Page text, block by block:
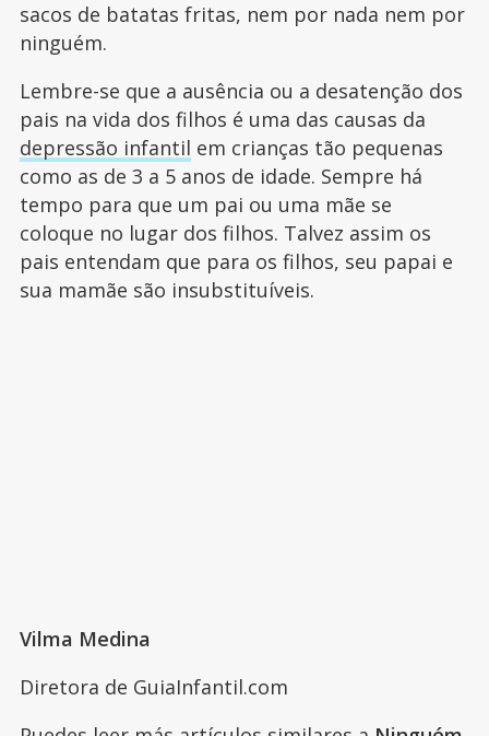
sacos de batatas fritas, nem por nada nem por
ninguém.
Lembre-se que a ausência ou a desatenção dos
pais na vida dos filhos é uma das causas da
depressão infantil em crianças tão pequenas
como as de 3 a 5 anos de idade. Sempre há
tempo para que um pai ou uma mãe se
coloque no lugar dos filhos. Talvez assim os
pais entendam que para os filhos, seu papai e
sua mamãe são insubstituíveis.
Vilma Medina
Diretora de GuiaInfantil.com